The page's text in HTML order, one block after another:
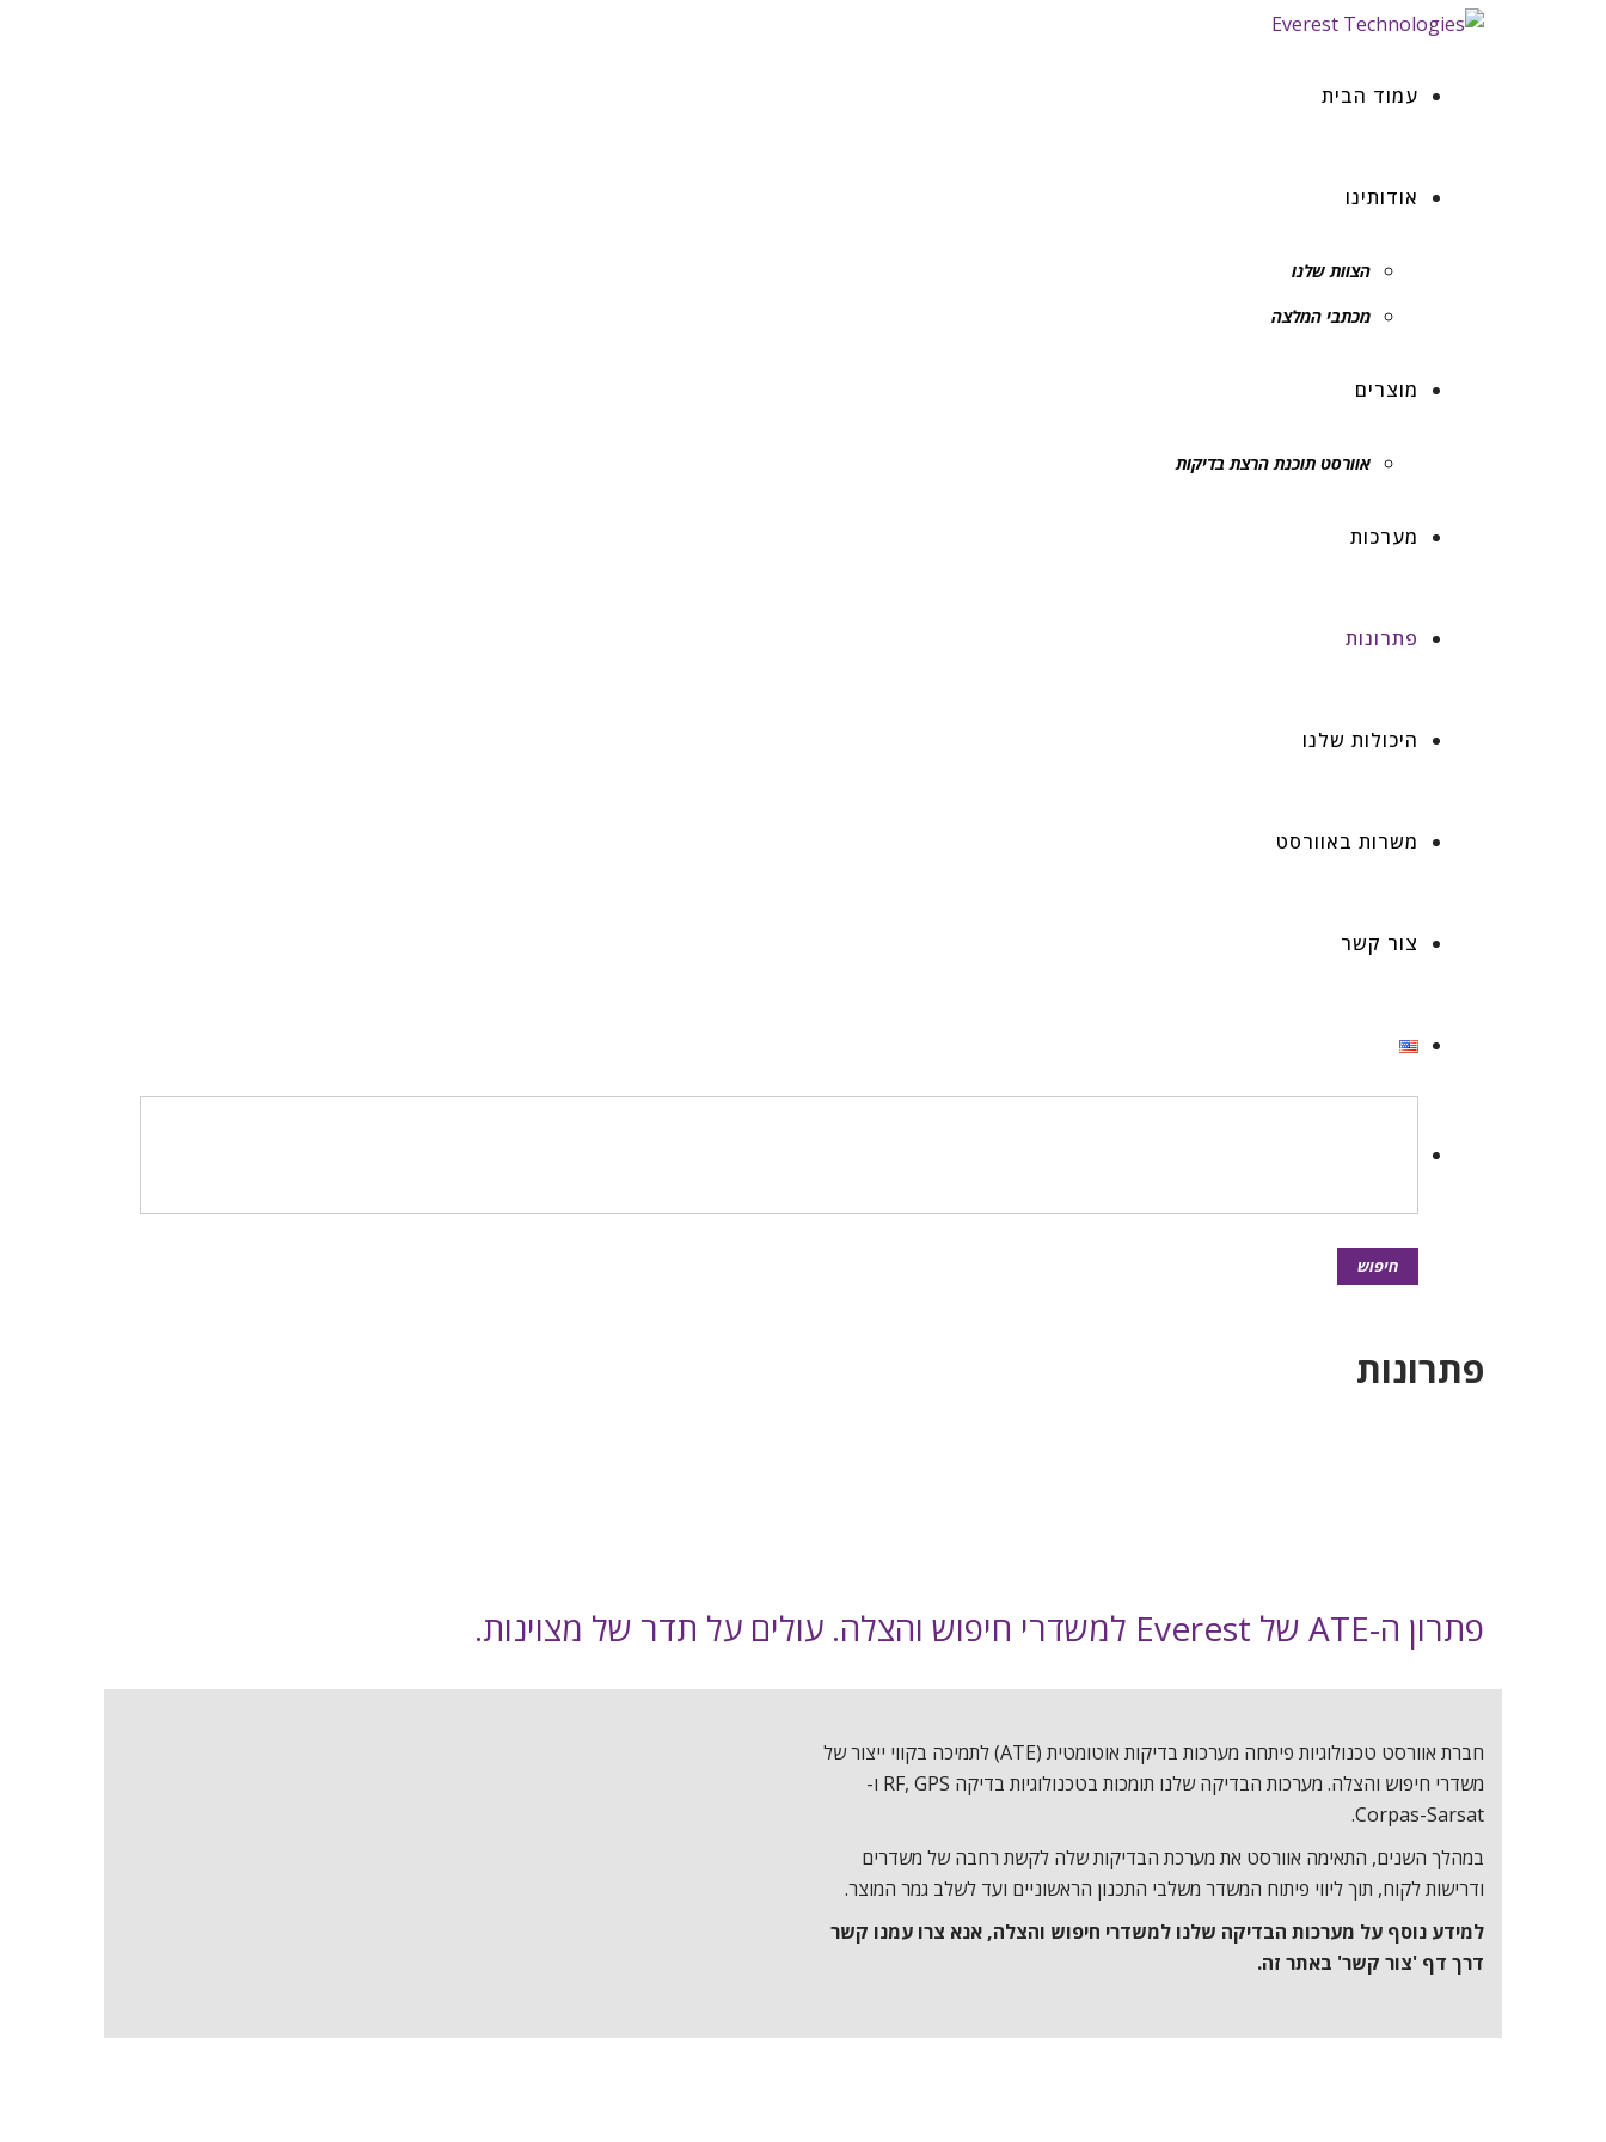
עמוד הבית
אודותינו
הצוות שלנו
מכתבי המלצה
מוצרים
אוורסט תוכנת הרצת בדיקות
מערכות
פתרונות
היכולות שלנו
משרות באוורסט
צור קשר
פתרונות
פתרון ה-ATE של Everest למשדרי חיפוש והצלה. עולים על תדר של מצוינות.
חברת אוורסט טכנולוגיות פיתחה מערכות בדיקות אוטומטית (ATE) לתמיכה בקווי ייצור של
משדרי חיפוש והצלה. מערכות הבדיקה שלנו תומכות בטכנולוגיות בדיקה RF, GPS ו-
Corpas-Sarsat.
במהלך השנים, התאימה אוורסט את מערכת הבדיקות שלה לקשת רחבה של משדרים
ודרישות לקוח, תוך ליווי פיתוח המשדר משלבי התכנון הראשוניים ועד לשלב גמר המוצר.
למידע נוסף על מערכות הבדיקה שלנו למשדרי חיפוש והצלה, אנא צרו עמנו קשר
דרך דף 'צור קשר' באתר זה.